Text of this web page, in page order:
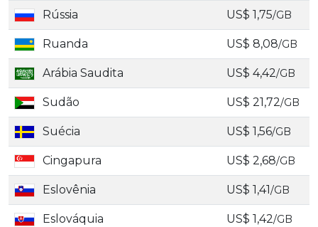
Rússia US$ 1,75/GB
Ruanda US$ 8,08/GB
Arábia Saudita US$ 4,42/GB
Sudão US$ 21,72/GB
Suécia US$ 1,56/GB
Cingapura US$ 2,68/GB
Eslovênia US$ 1,41/GB
Eslováquia US$ 1,42/GB